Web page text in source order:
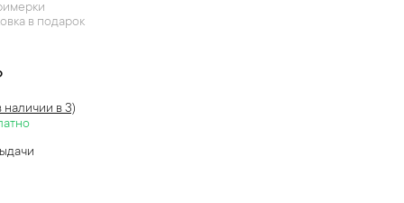
в подарок
наличии в 3)